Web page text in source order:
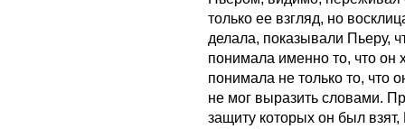
только ее взгляд, но
делала, показывали Пьеру,
понимала именно то, что он
понимала не только то, что
не мог выразить словами.
защиту которых он был